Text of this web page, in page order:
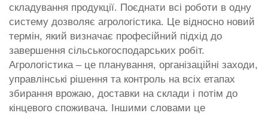
складування продукції. Поєднати всі роботи в одну
систему дозволяє агрологістика. Це відносно новий
термін, який визначає професійний підхід до
завершення сільськогосподарських робіт.
Агрологістика – це планування, організаційні заходи,
управлінські рішення та контроль на всіх етапах
збирання врожаю, доставки на склади і потім до
кінцевого споживача. Іншими словами це